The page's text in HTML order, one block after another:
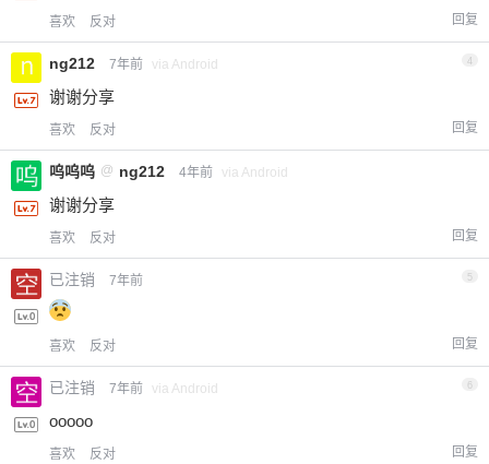
喜欢 反对 回复
ng212 7年前 via Android 4
谢谢分享
喜欢 反对 回复
呜呜呜 @ ng212 4年前 via Android
谢谢分享
喜欢 反对 回复
已注销 7年前 5
喜欢 反对 回复
已注销 7年前 via Android 6
ooooo
喜欢 反对 回复